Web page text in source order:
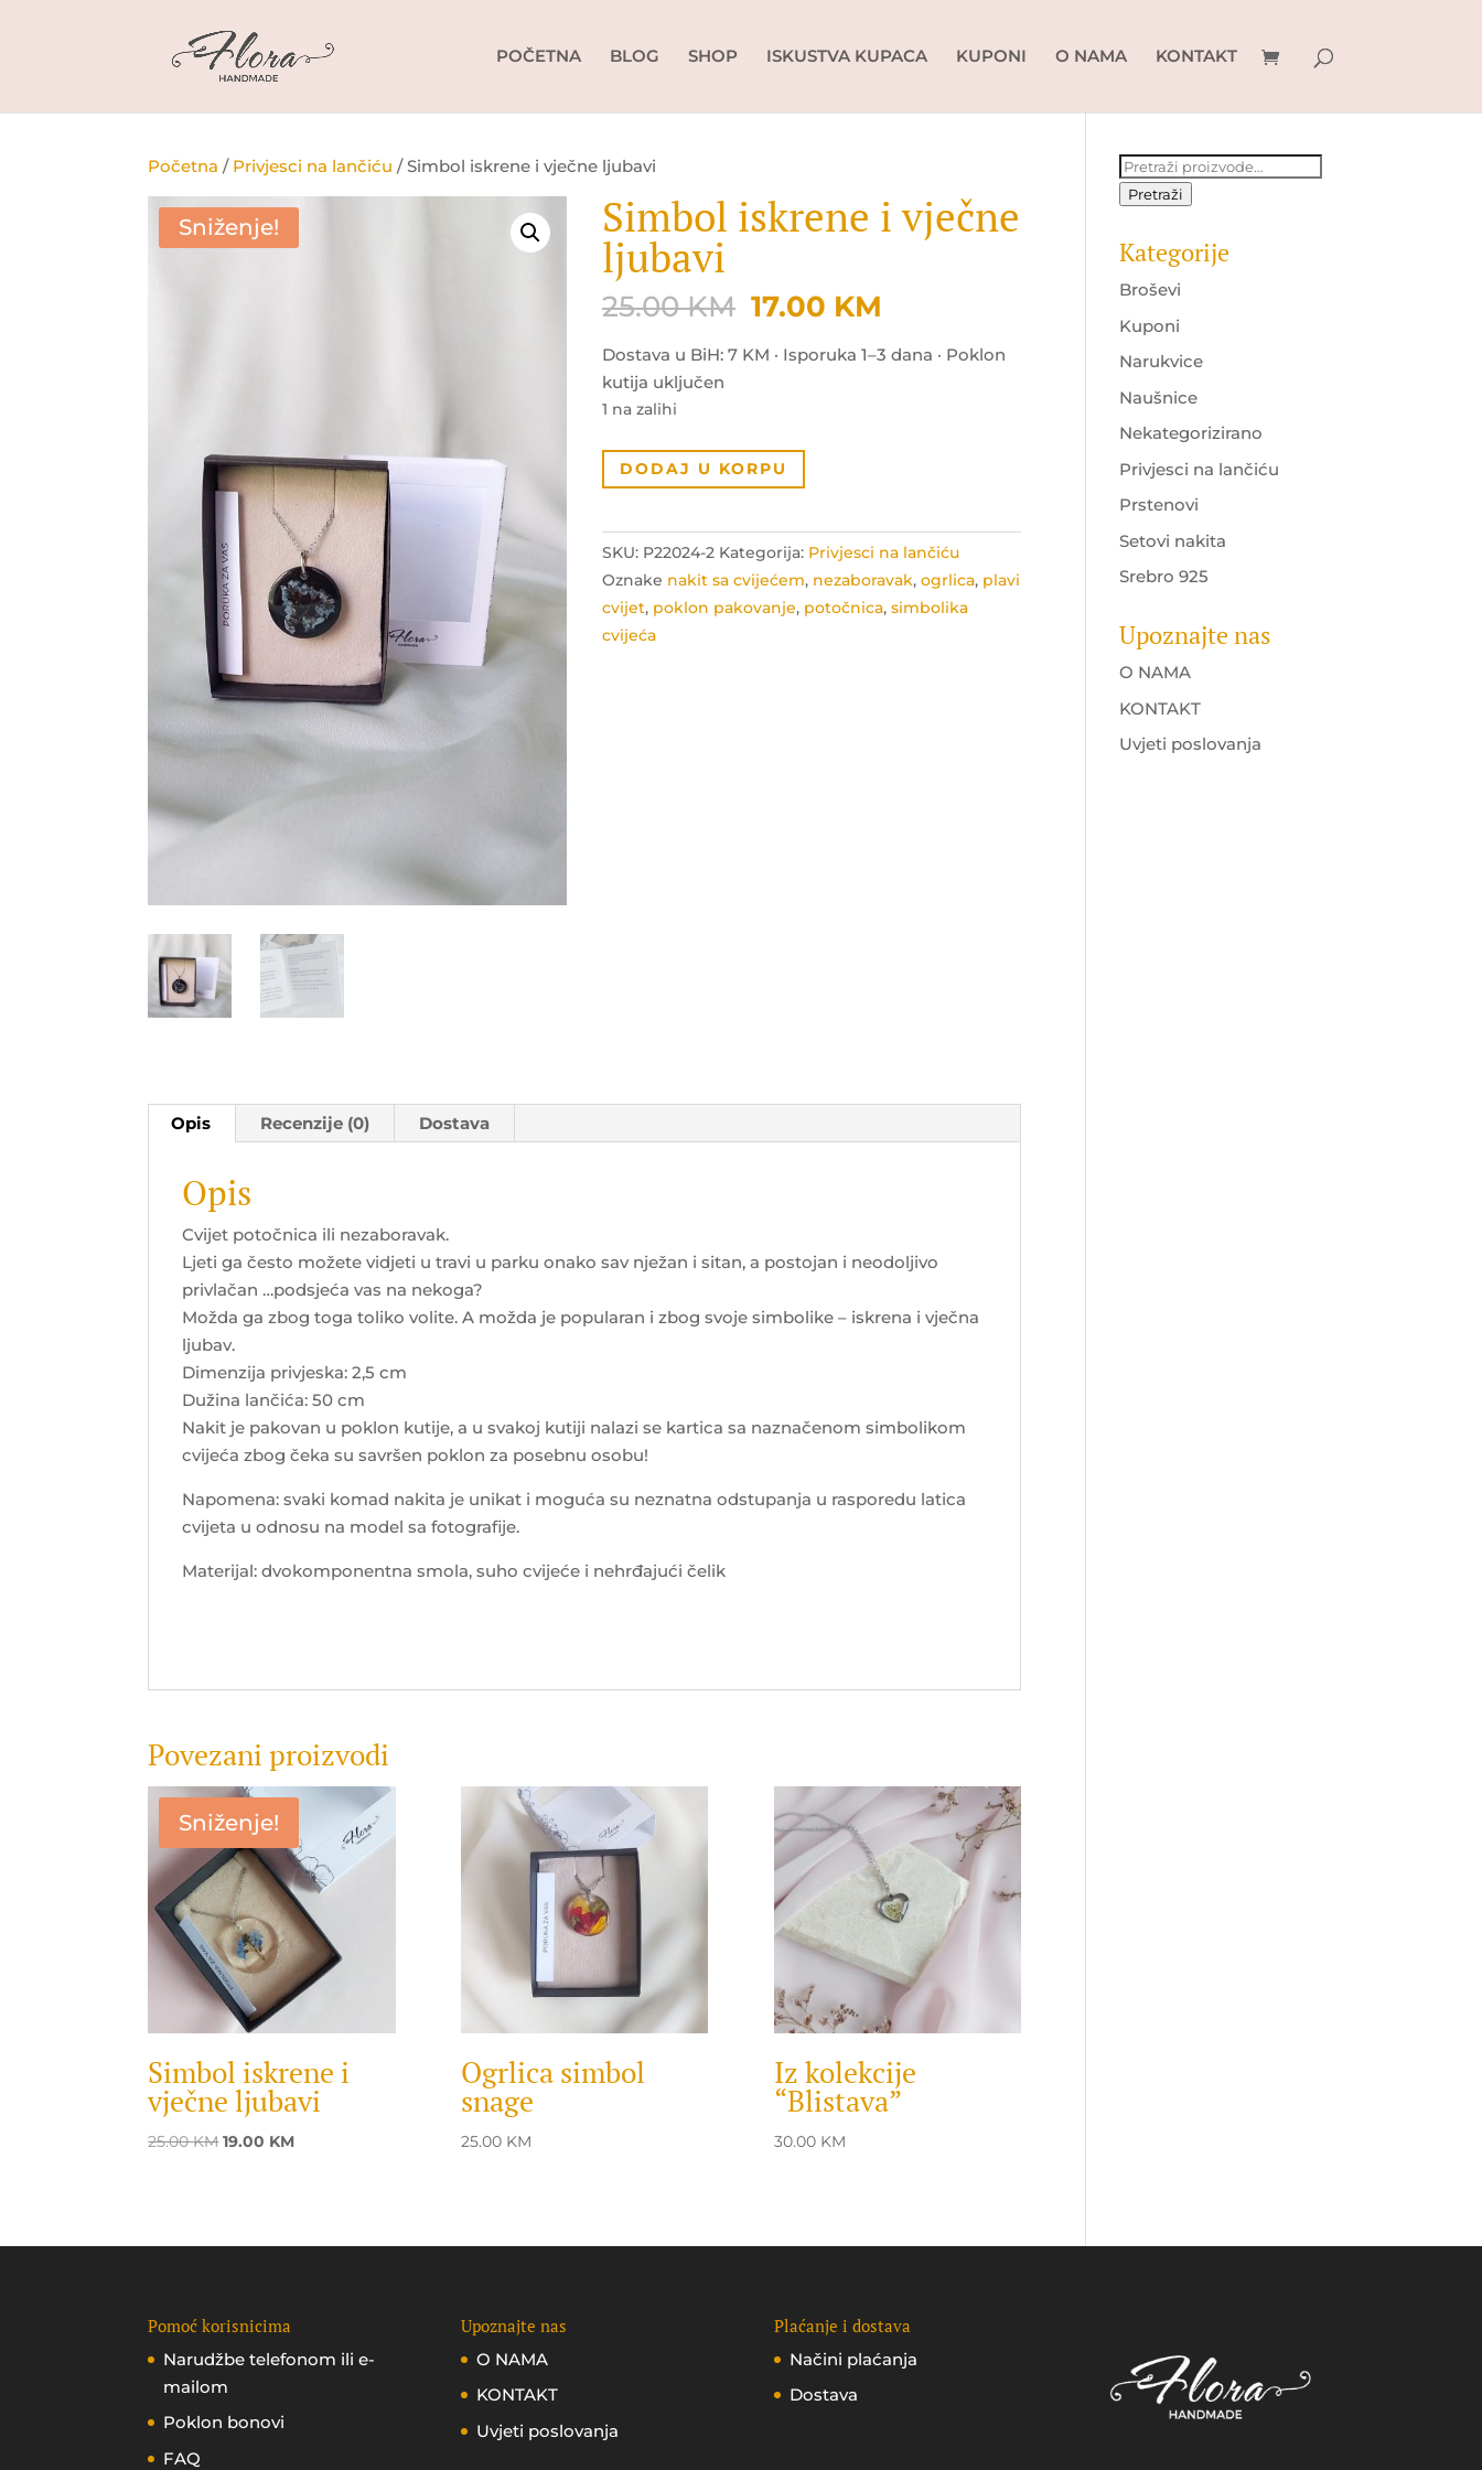
POČETNA BLOG SHOP ISKUSTVA KUPACA KUPONI O NAMA KONTAKT
Početna / Privjesci na lančiću / Simbol iskrene i vječne ljubavi
Sniženje! Simbol iskrene i vječne
ljubavi
25.00KM Original
was:
17.00 KM
is:
Dostava u BiH: 7 KM · Isporuka 1–3 dana · Poklon
kutija uključen
1 na zalihi
Simbol
iskrene
vječne
ljubavi
količina
DODAJ U KORPU
SKU: P22024-2 Kategorija: Privjesci na lančiću
Oznake nakit sa cvijećem, nezaboravak,ogrlica, plavi
cvijet, poklon pakovanje, potočnica,simbolika
cvijeća
Opis Recenzije (0) Dostava
Opis
Cvijet potočnica ili nezaboravak.
Ljeti ga često možete vidjeti u travi u parku onako sav nježan i sitan, a postojan i neodoljivo
privlačan …podsjeća vas na nekoga?
Možda ga zbog toga toliko volite. A možda je popularan i zbog svoje simbolike – iskrena i vječna
ljubav.
Dimenzija privjeska: 2,5 cm
Dužina lančića: 50 cm
Nakit je pakovan u poklon kutije, a u svakoj kutiji nalazi se kartica sa naznačenom simbolikom
cvijeća zbog čeka su savršen poklon za posebnu osobu!
Napomena: svaki komad nakita je unikat i moguća su neznatna odstupanja u rasporedu latica
cvijeta u odnosu na model sa fotografije.
Materijal: dvokomponentna smola, suho cvijeće i nehrđajući čelik
Povezani proizvodi
Sniženje!
Simbol iskrene i
vječne ljubavi
25.00KMOriginal
19.00 KMCurrent
Ogrlica simbol
snage
25.00 KM
Iz kolekcije
“Blistava”
30.00 KM
Pretraži:
Pretraži
Kategorije
Broševi
Kuponi
Narukvice
Naušnice
Nekategorizirano
Privjesci na lančiću
Prstenovi
Setovi nakita
Srebro 925
Upoznajte nas
O NAMA
KONTAKT
Uvjeti poslovanja
Pomoć korisnicima
Narudžbe telefonom ili e-
mailom
Poklon bonovi
FAQ
Upoznajte nas
O NAMA
KONTAKT
Uvjeti poslovanja
Plaćanje i dostava
Načini plaćanja
Dostava